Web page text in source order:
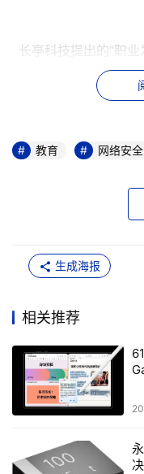
长亭科技提出的“职
目前,长亭科技已获得
World CTF安全训练
全”、“Real World
已服务包括中国银行
融、互联网及IT客户,
融入课程建设,结合课
员实现理论和技能的
本文来源于DOIT传媒
教育 网络安全
生成海报
相关推荐